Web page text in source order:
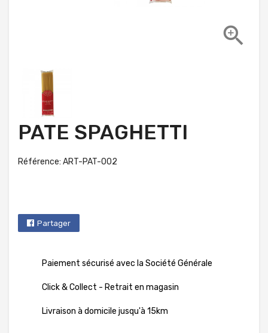

PATE SPAGHETTI
Référence: ART-PAT-002
Partager
Paiement sécurisé avec la Société Générale
Click & Collect - Retrait en magasin
Livraison à domicile jusqu'à 15km